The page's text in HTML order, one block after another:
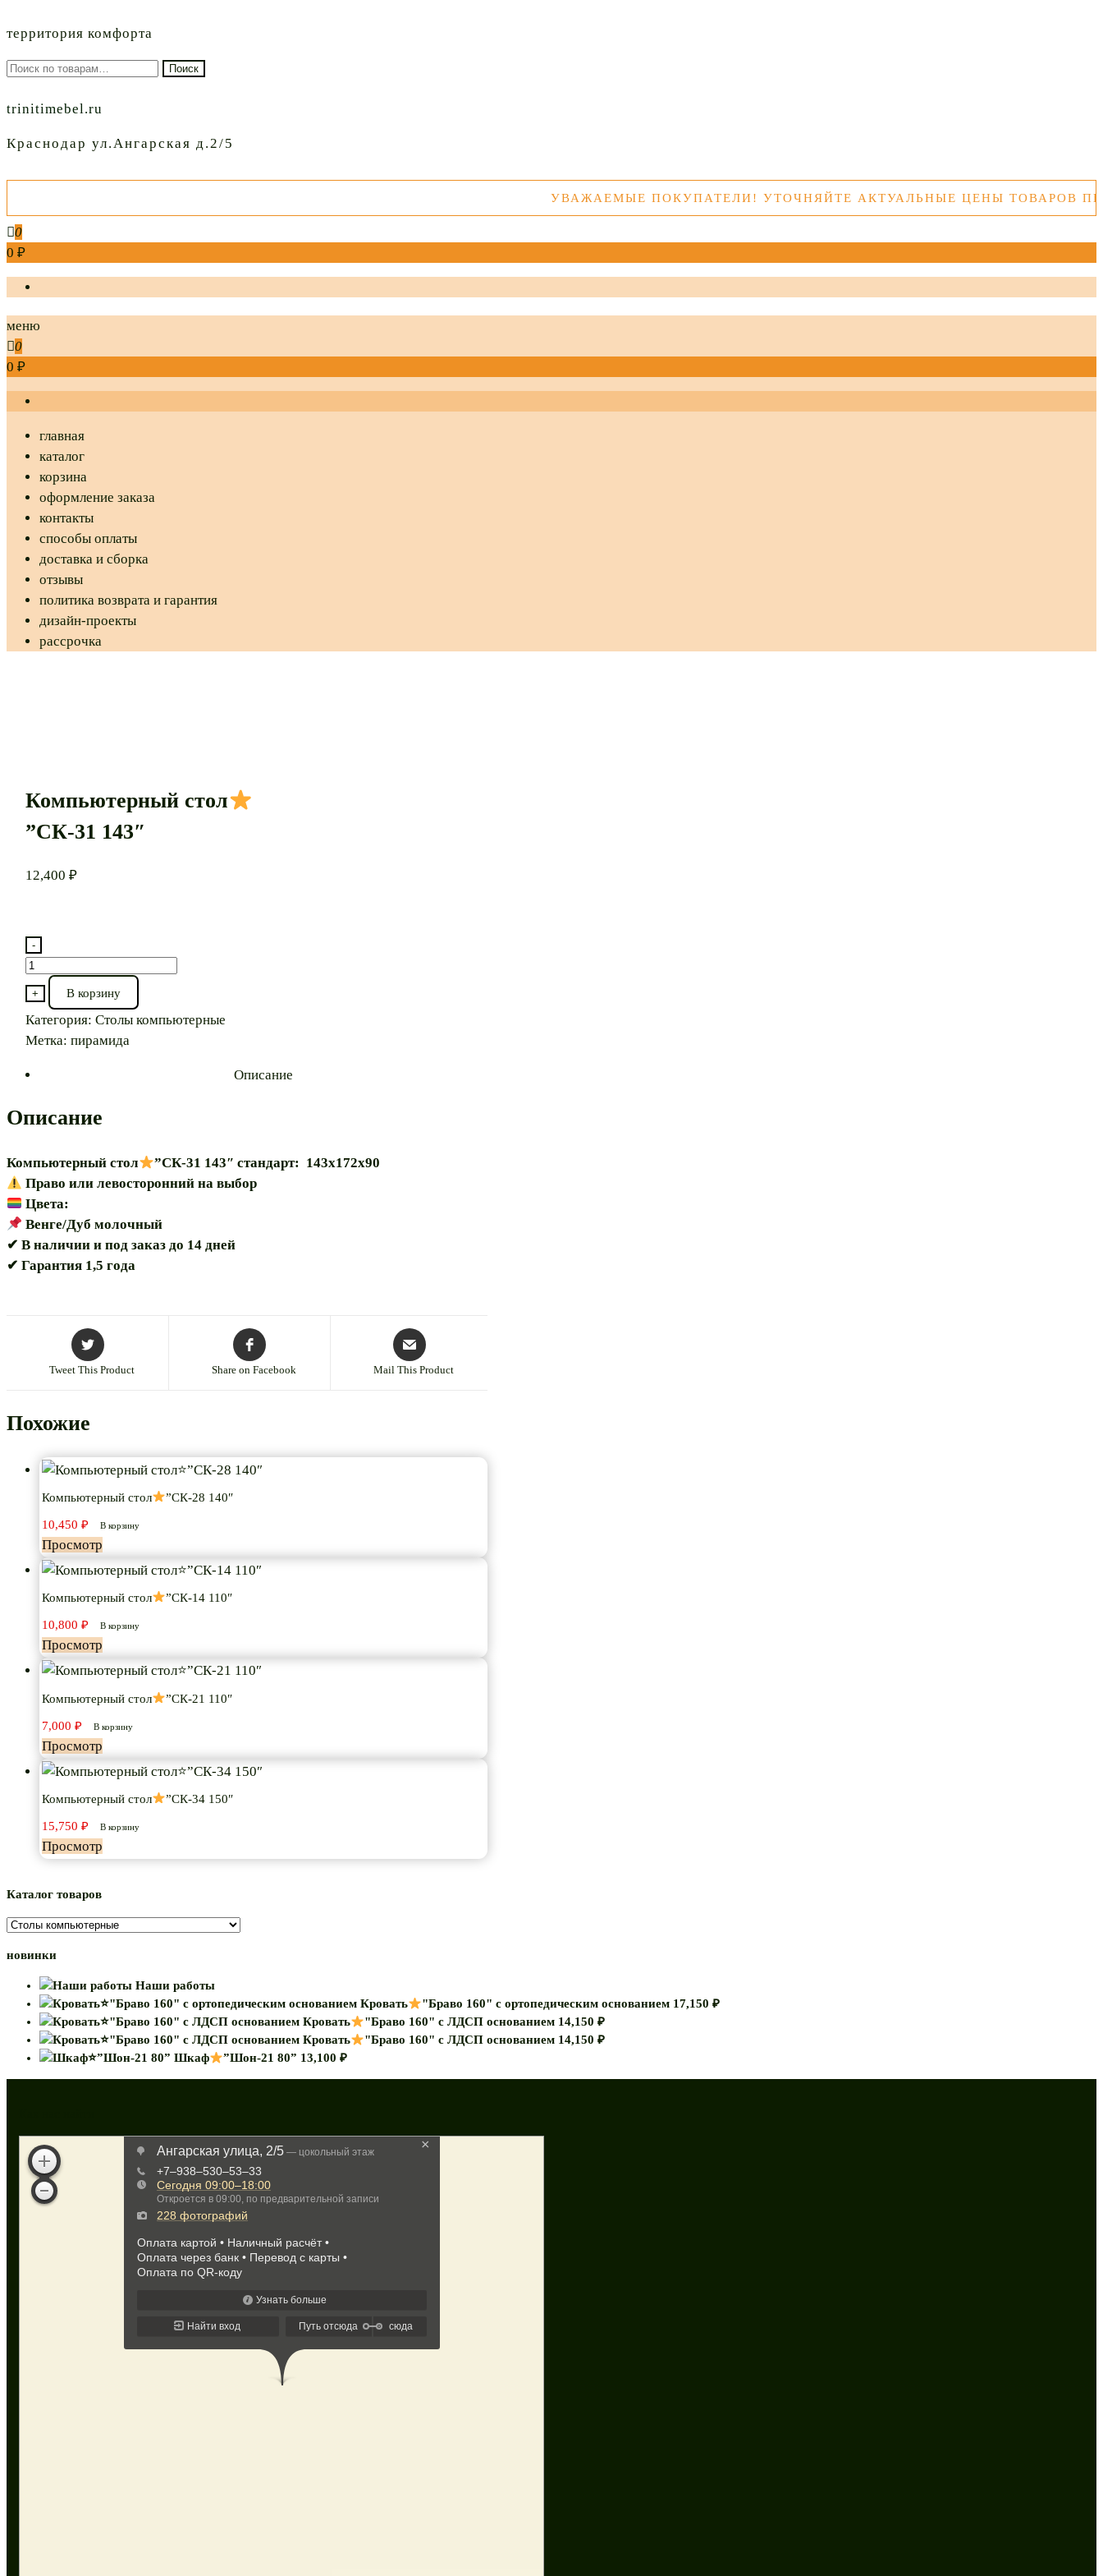
территория комфорта
Искать: Поиск
trinitimebel.ru
Краснодар ул.Ангарская д.2/5
УВАЖАЕМЫЕ ПОКУПАТЕЛИ! УТОЧНЯЙТЕ АКТУАЛЬНЫЕ ЦЕНЫ ТОВАРОВ ПЕРЕД
0
0 ₽
меню
0
0 ₽
главная
каталог
корзина
оформление заказа
контакты
способы оплаты
доставка и сборка
отзывы
политика возврата и гарантия
дизайн-проекты
рассрочка
Компьютерный стол
”СК-31 143″
12,400₽
-
Количество
товара
Компьютерный
стол
+ В корзину
Категория:Столы компьютерные
Метка:пирамида
Описание
Описание
Компьютерный стол
”СК-31 143″ стандарт: 143х172х90
Право или левосторонний на выбор
Цвета:
Венге/Дуб молочный
✔ В наличии и под заказ до 14 дней
✔ Гарантия 1,5 года
Tweet This Product Share on Facebook Mail This Product
Похожие
Компьютерный стол ”СК-28 140″
10,450 ₽ В корзину
Просмотр
Компьютерный стол ”СК-14 110″
10,800 ₽ В корзину
Просмотр
Компьютерный стол ”СК-21 110″
7,000 ₽ В корзину
Просмотр
Компьютерный стол ”СК-34 150″
15,750 ₽ В корзину
Просмотр
Каталог товаров
новинки
Наши работы
Кровать
"Браво 160" с ортопедическим основанием 17,150₽
Кровать
"Браво 160" с ЛДСП основанием 14,150₽
Кровать
"Браво 160" с ЛДСП основанием 14,150₽
Шкаф
”Шон-21 80” 13,100₽